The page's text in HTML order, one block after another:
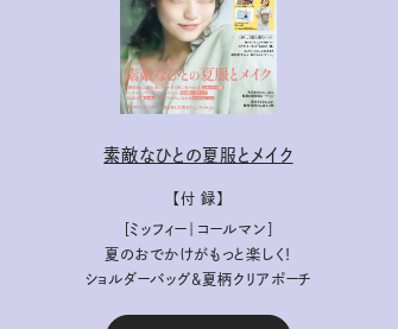
素敵なひとの夏服とメイク
【付 録】
［ミッフィー｜コールマン］
夏のおでかけがもっと楽しく！
ショルダーバッグ&夏柄クリアポーチ
素敵なひとの夏服とメイク
【付 録】
［ミッフィー｜コールマン］
夏のおでかけがもっと楽しく！
ショルダーバッグ&夏柄クリアポーチ